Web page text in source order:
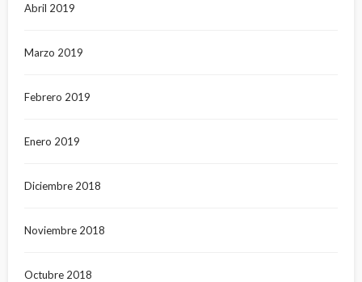
Abril 2019
Marzo 2019
Febrero 2019
Enero 2019
Diciembre 2018
Noviembre 2018
Octubre 2018